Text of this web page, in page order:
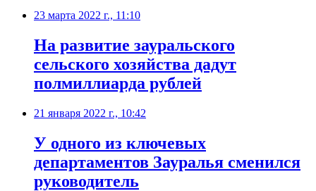
23 марта 2022 г., 11:10
На развитие зауральского
сельского хозяйства дадут
полмиллиарда рублей
21 января 2022 г., 10:42
У одного из ключевых
департаментов Зауралья сменился
руководитель